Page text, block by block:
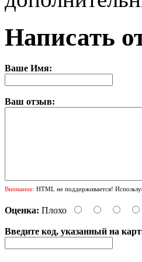
Написать
Ваше Имя:
Ваш отзыв:
Внимание: HTML не поддерживается!
Оценка: Плохо
Введите код, указанный на